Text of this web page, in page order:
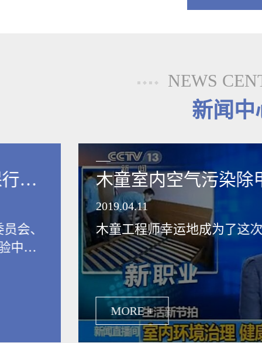
NEWS
新闻中
业
会、
中
木童室内空气污染
领健康新生活
2019.04.11
木童工程师幸运地成为了这
MORE +